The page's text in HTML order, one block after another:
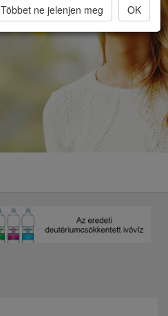
Többet ne jelenjen meg OK